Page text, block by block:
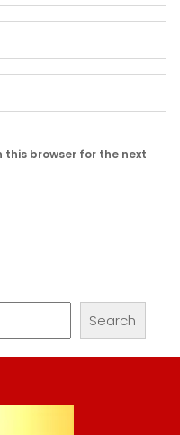
this browser for the next
Search